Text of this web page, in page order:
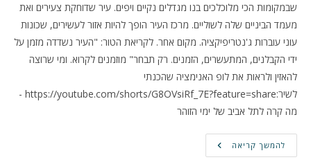
שבמקומות הכי מלוכלכים בנו מגדלים נקיים ויפים. עיר שדוחקת צעירים ואת
מעמד הביניים שלה לשוליים. מרכז העיר הופך להיות אזור לעשירים, שכונות
עוני עוברות ג'נטריפיקציה. מקום אחר. לקריאת הטור: "העיר נשדדה מזמן על
ידי הקבלנים, המתעשרים, הזמנים. רק תבחר" מוזמנים לקרוא. ומי שרוצה
להאזין ולראות את לופ האנימציה שהכנתי
לשיר:https://youtube.com/shorts/G8OVsiRf_7E?feature=share -
מה קרה לתל אביב של ימי הזוהר
להמשך קריאה טור
חדש